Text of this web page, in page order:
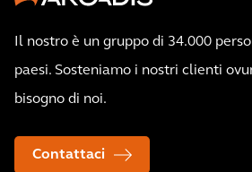
Il nostro è un gruppo di 34.000
paesi. Sosteniamo i nostri clienti
bisogno di noi.
Contattaci